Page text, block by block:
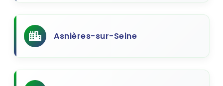
Asnières-sur-Seine